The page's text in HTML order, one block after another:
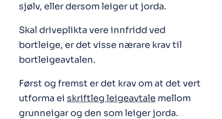
sjølv, eller dersom leiger ut jorda.
Skal driveplikta vere innfridd ved
bortleige, er det visse nærare krav til
bortleigeavtalen.
Først og fremst er det krav om at det vert
utforma ei skriftleg leigeavtale mellom
grunneigar og den som leiger jorda.